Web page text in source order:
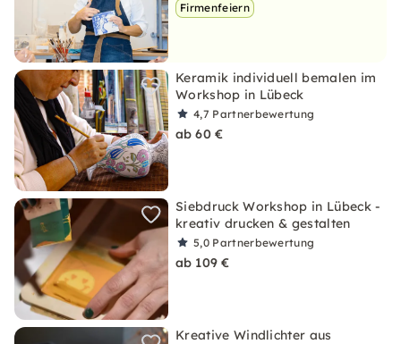
Firmenfeiern
Keramik individuell bemalen im
Workshop in Lübeck
4,7 Partnerbewertung
ab 60 €
Siebdruck Workshop in Lübeck -
kreativ drucken & gestalten
5,0 Partnerbewertung
ab 109 €
Kreative Windlichter aus